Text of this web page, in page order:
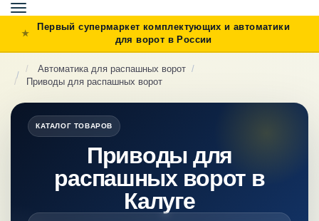
Toggle
navigation
Первый супермаркет комплектующих и автоматики
для ворот в России
Автоматика для распашных ворот
Приводы для распашных ворот
КАТАЛОГ ТОВАРОВ
Приводы для
распашных ворот в
Калуге